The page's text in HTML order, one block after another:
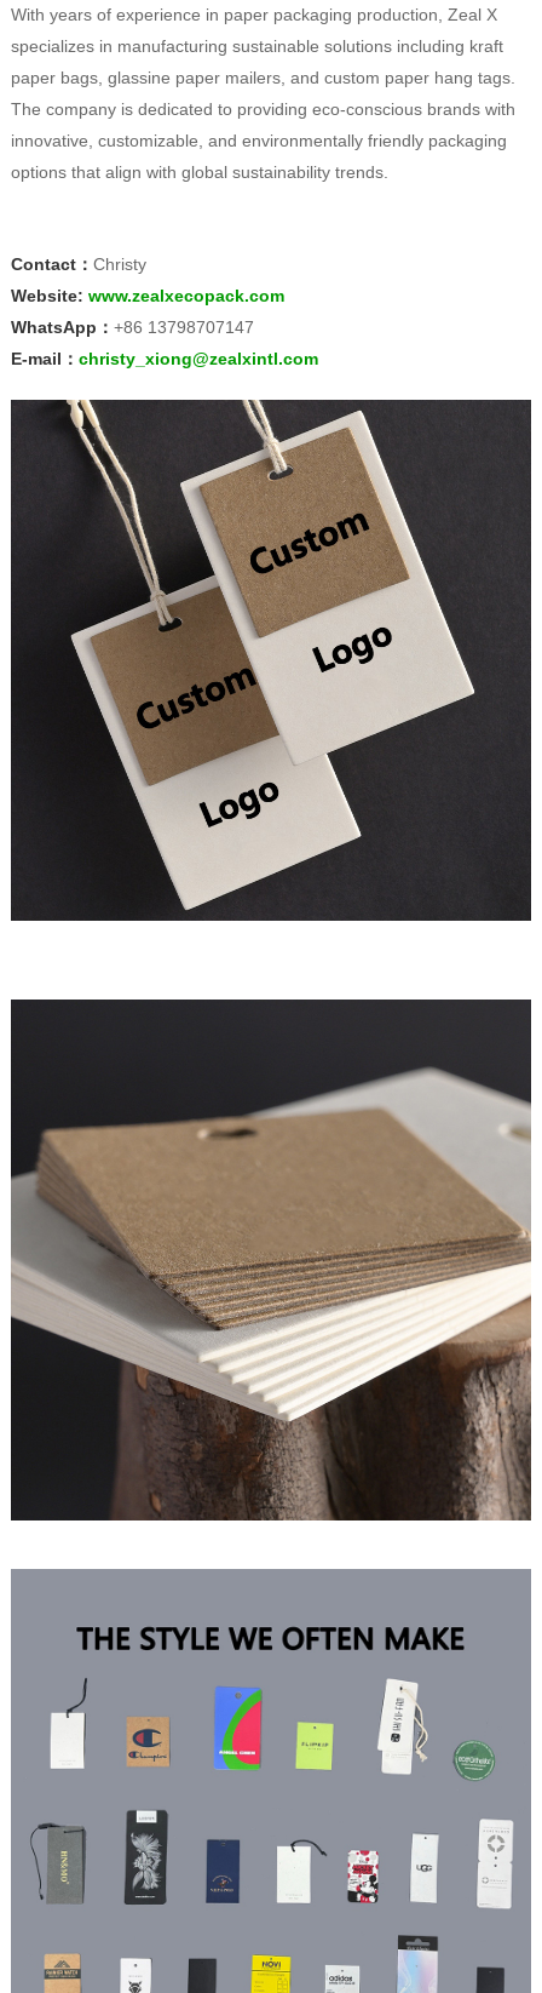
With years of experience in paper packaging production, Zeal X
specializes in manufacturing sustainable solutions including kraft
paper bags, glassine paper mailers, and custom paper hang tags.
The company is dedicated to providing eco-conscious brands with
innovative, customizable, and environmentally friendly packaging
options that align with global sustainability trends.
Contact： Christy
Website: www.zealxecopack.com
WhatsApp： +86 13798707147
E-mail： christy_xiong@zealxintl.com